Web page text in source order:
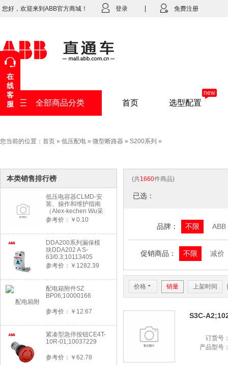
您好，欢迎来到ABB官方商城！ 登录 免费注册
全部商品分类 首页 选型配置
new
您当前的位置： 首页 » 低压配电 » 微型断路器 » S200系列 »
本类销售排行榜
低压电容器CLMD-安
装、操作和维护指南
（Alex-kechen Wu采
购）-2022年版
参考价：￥0.10
DDA200系列漏保模
块DDA202 A S-
63/0.3;10113405
参考价：￥1282.39
配电箱附件SZ
BP06;10000166
参考价：￥12.67
紧凑型急停按钮CE4T-
10R-01;10037229
参考价：￥62.78
(共1660件商品)
已选：
品牌： 不限 ABB
促销商品： 不限 减价
价格 6 销量 上架时间
S3C-
订货号
产品型号
在
线
客
服